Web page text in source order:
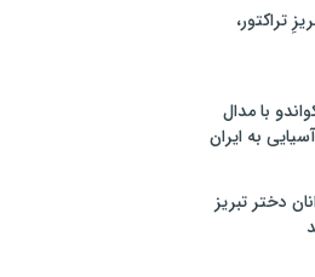
تراکتور،
با مدال
به ایران
دختر تبریز